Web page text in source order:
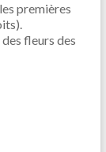
premières
fleurs des